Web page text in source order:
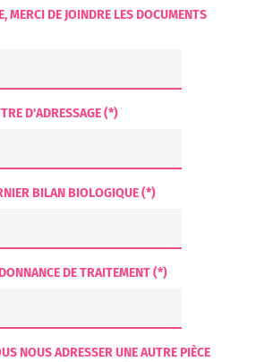
MERCI DE JOINDRE LES DOCUMENTS
D'ADRESSAGE (*)
BILAN BIOLOGIQUE (*)
DE TRAITEMENT (*)
NOUS ADRESSER UNE AUTRE PIÈCE